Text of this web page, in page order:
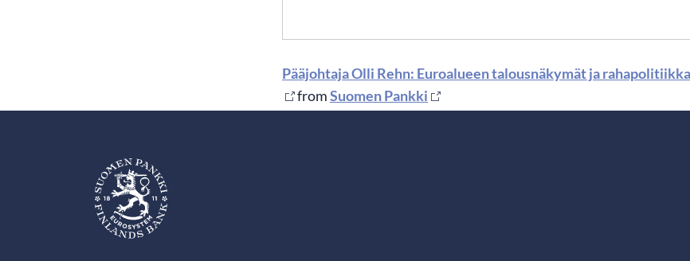
Pääjohtaja Olli Rehn: Euroalueen talousnäkymät ja
fromSuomen Pankki